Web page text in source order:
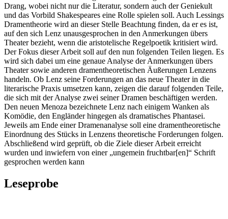
Drang, wobei nicht nur die Literatur, sondern auch der Geniekult
und das Vorbild Shakespeares eine Rolle spielen soll. Auch Lessings
Dramentheorie wird an dieser Stelle Beachtung finden, da er es ist,
auf den sich Lenz unausgesprochen in den Anmerkungen übers
Theater bezieht, wenn die aristotelische Regelpoetik kritisiert wird.
Der Fokus dieser Arbeit soll auf den nun folgenden Teilen liegen. Es
wird sich dabei um eine genaue Analyse der Anmerkungen übers
Theater sowie anderen dramentheoretischen Äußerungen Lenzens
handeln. Ob Lenz seine Forderungen an das neue Theater in die
literarische Praxis umsetzen kann, zeigen die darauf folgenden Teile,
die sich mit der Analyse zwei seiner Dramen beschäftigen werden.
Den neuen Menoza bezeichnete Lenz nach einigem Wanken als
Komödie, den Engländer hingegen als dramatisches Phantasei.
Jeweils am Ende einer Dramenanalyse soll eine dramentheoretische
Einordnung des Stücks in Lenzens theoretische Forderungen folgen.
Abschließend wird geprüft, ob die Ziele dieser Arbeit erreicht
wurden und inwiefern von einer „ungemein fruchtbar[en]“ Schrift
gesprochen werden kann
Leseprobe